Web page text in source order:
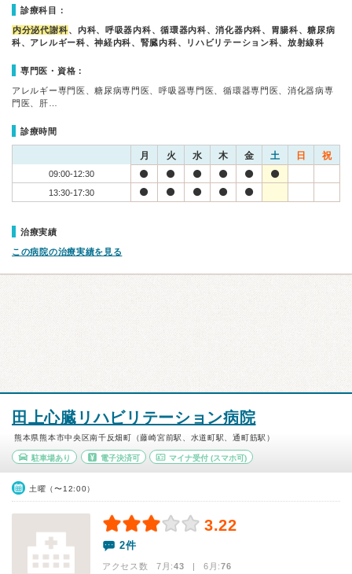
診療科目：
内分泌代謝科、内科、呼吸器内科、循環器内科、消化器内科、胃腸科、糖尿病
科、アレルギー科、神経内科、腎臓内科、リハビリテーション科、放射線科
専門医・資格：
アレルギー専門医、糖尿病専門医、呼吸器専門医、循環器専門医、消化器病専
門医、肝…
診療時間
月 火 水 木 金 土 日 祝
09:00-12:30
13:30-17:30
治療実績
この病院の治療実績を見る
田上心臓リハビリテーション病院
熊本県熊本市中央区南千反畑町（藤崎宮前駅、水道町駅、通町筋駅）
駐車場あり 電子決済可 マイナ受付 (スマホ可)
土曜（〜12:00）
3.22
2件
アクセス数 7月:43 | 6月:76